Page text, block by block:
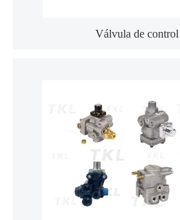
Válvula de control